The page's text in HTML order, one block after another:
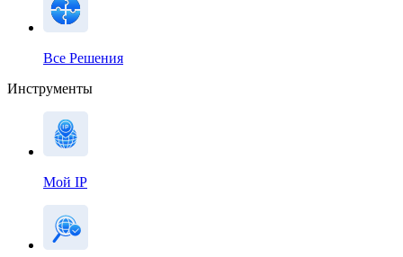
Все Решения
Инструменты
Мой IP